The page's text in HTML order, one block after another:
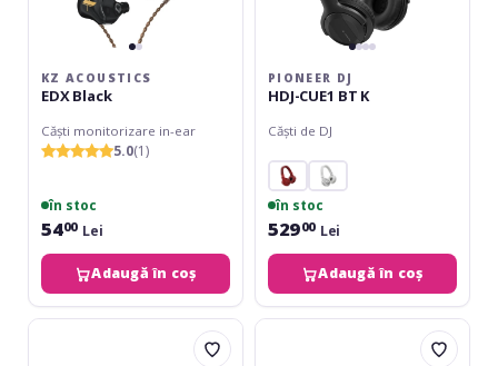
KZ ACOUSTICS
EDX Black
Căști monitorizare in-ear
5.0(1)
în stoc
5400 Lei
Adaugă în coș
PIONEER DJ
HDJ-CUE1 BT K
Căști de DJ
în stoc
52900 Lei
Adaugă în coș
LD
Ashdown